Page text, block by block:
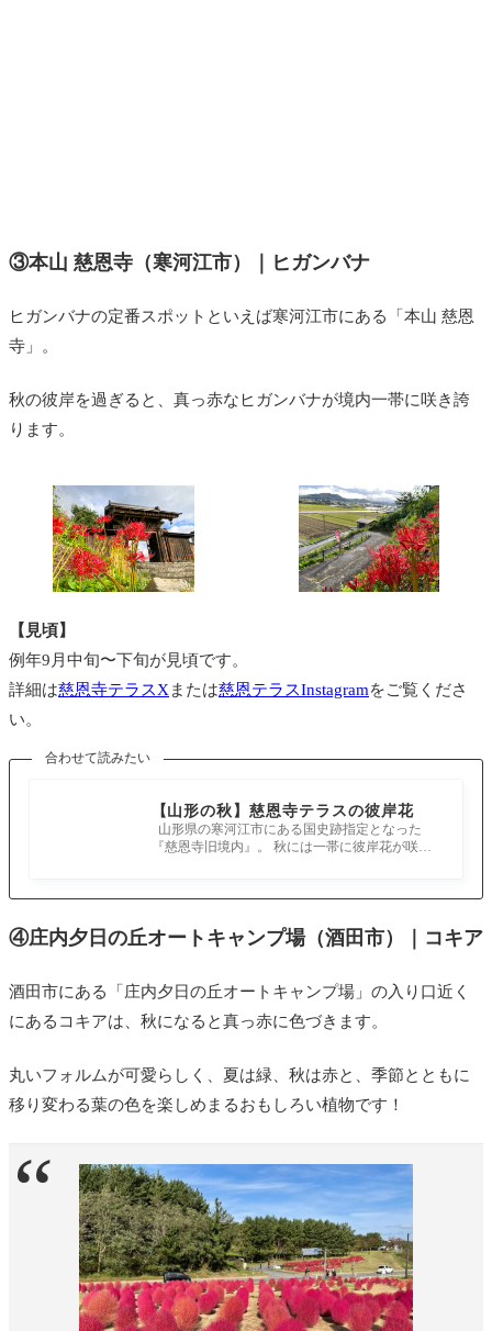
③本山 慈恩寺（寒河江市）｜ヒガンバナ
ヒガンバナの定番スポットといえば寒河江市にある「本山 慈恩
寺」。
秋の彼岸を過ぎると、真っ赤なヒガンバナが境内一帯に咲き誇
ります。
【見頃】
例年9月中旬〜下旬が見頃です。
詳細は慈恩寺テラスX または慈恩テラスInstagramをご覧くださ
い。
合わせて読みたい
【山形の秋】慈恩寺テラスの彼岸花
山形県の寒河江市にある国史跡指定となった
『慈恩寺旧境内』。 秋には一帯に彼岸花が咲
④庄内夕日の丘オートキャンプ場（酒田市）｜コキア
酒田市にある「庄内夕日の丘オートキャンプ場」の入り口近く
にあるコキアは、秋になると真っ赤に色づきます。
丸いフォルムが可愛らしく、夏は緑、秋は赤と、季節とともに
移り変わる葉の色を楽しめまるおもしろい植物です！